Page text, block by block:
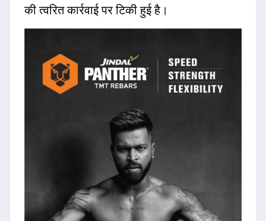
की त्वरित कार्रवाई पर टिकी हुई है।